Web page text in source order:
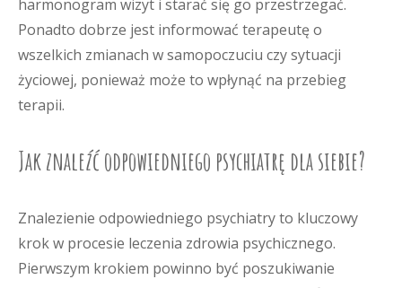
harmonogram wizyt i starać się go przestrzegać.
Ponadto dobrze jest informować terapeutę o
wszelkich zmianach w samopoczuciu czy sytuacji
życiowej, ponieważ może to wpłynąć na przebieg
terapii.
Jak znaleźć odpowiedniego psychiatrę dla siebie?
Znalezienie odpowiedniego psychiatry to kluczowy
krok w procesie leczenia zdrowia psychicznego.
Pierwszym krokiem powinno być poszukiwanie